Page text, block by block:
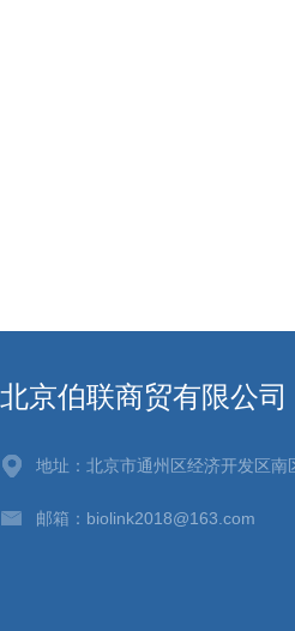
北京伯联商贸有限公司
地址：北京市通州区经济开发区南
邮箱：biolink2018@163.com